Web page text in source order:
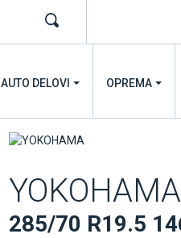
AUTO DELOVI OPREMA
285/70 R19.5